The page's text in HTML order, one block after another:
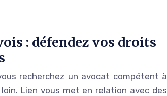
: défendez vos droits
recherchez un avocat compétent à
Lien vous met en relation avec des